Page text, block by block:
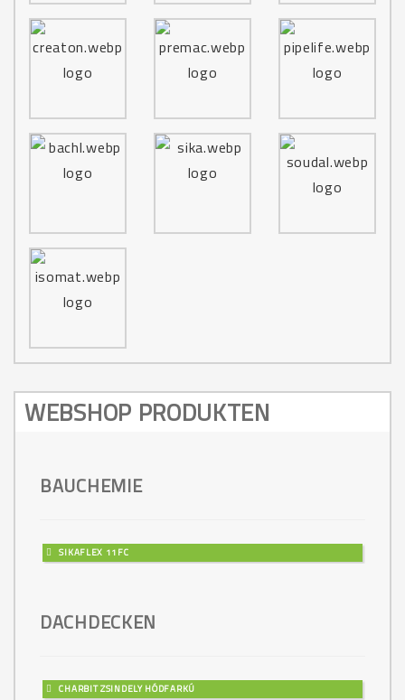
WEBSHOP PRODUKTEN
BAUCHEMIE
SIKAFLEX 11FC
DACHDECKEN
CHARBIT ZSINDELY HÓDFARKÚ